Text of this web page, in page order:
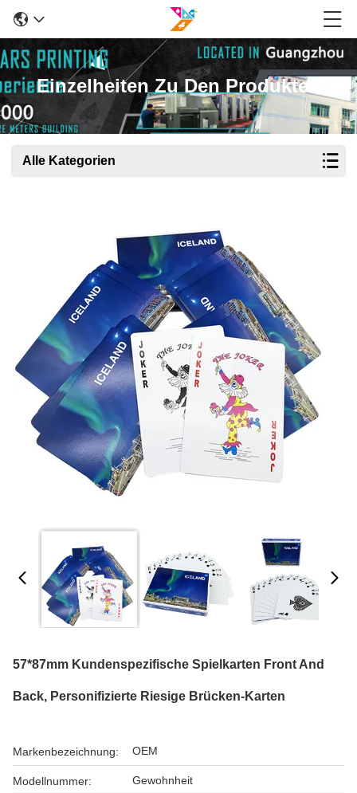
Einzelheiten Zu Den Produkten
Alle Kategorien
57*87mm Kundenspezifische Spielkarten Front And
Back, Personifizierte Riesige Brücken-Karten
Markenbezeichnung: OEM
Modellnummer: Gewohnheit